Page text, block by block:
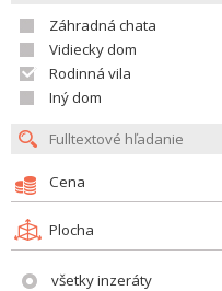
Záhradná chata
Vidiecky dom
Rodinná vila
Iný dom
Cena
Plocha
všetky inzeráty